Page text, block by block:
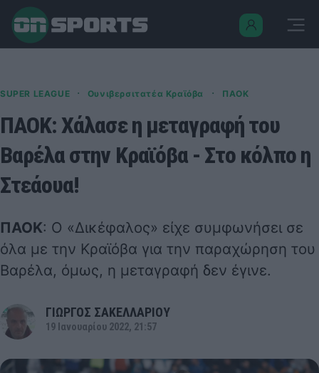
SUPER LEAGUE · Ουνιβερσιτατέα Κραϊόβα · ΠΑΟΚ
ΠΑΟΚ: Χάλασε η μεταγραφή του
Βαρέλα στην Κραϊόβα - Στο κόλπο η
Στεάουα!
ΠΑΟΚ: Ο «Δικέφαλος» είχε συμφωνήσει σε
όλα με την Κραϊόβα για την παραχώρηση του
Βαρέλα, όμως, η μεταγραφή δεν έγινε.
ΓΙΩΡΓΟΣ ΣΑΚΕΛΛΑΡΙΟΥ
19 Ιανουαρίου 2022, 21:57